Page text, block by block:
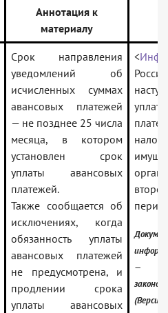
Аннотация к
материалу
Срок направления
уведомлений об
исчисленных суммах
авансовых платежей
— не позднее 25 числа
месяца, в котором
установлен срок
уплаты авансовых
платежей.
Также сообщается об
исключениях, когда
обязанность уплаты
авансовых платежей
не предусмотрена, и
продлении срока
уплаты авансовых
<
—
(Версия